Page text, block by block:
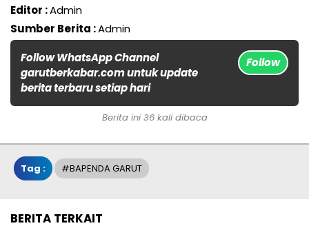
Editor :Admin
Sumber Berita :Admin
Follow WhatsApp Channel
garutberkabar.com untuk update
berita terbaru setiap hari
Follow
Berita ini 36 kali dibaca
Tag : #BAPENDA GARUT
BERITA TERKAIT